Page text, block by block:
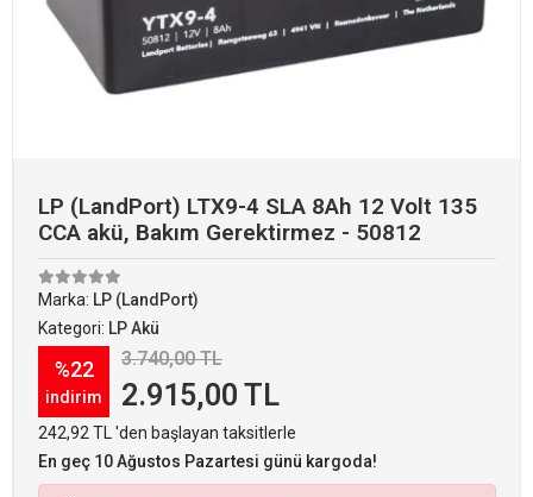
LP (LandPort) LTX9-4 SLA 8Ah 12 Volt 135
CCA akü, Bakım Gerektirmez - 50812
Marka: LP (LandPort)
Kategori: LP Akü
%22
indirim
3.740,00 TL
2.915,00 TL
242,92 TL 'den başlayan taksitlerle
En geç 10 Ağustos Pazartesi günü kargoda!